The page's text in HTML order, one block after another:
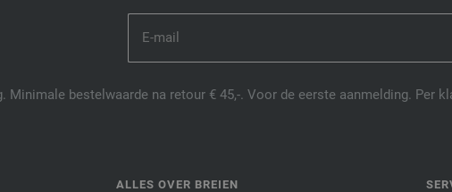
Minimale bestelwaarde na retour € 45,-. Voor de eerste aanmelding. Per
ALLES OVER BREIEN